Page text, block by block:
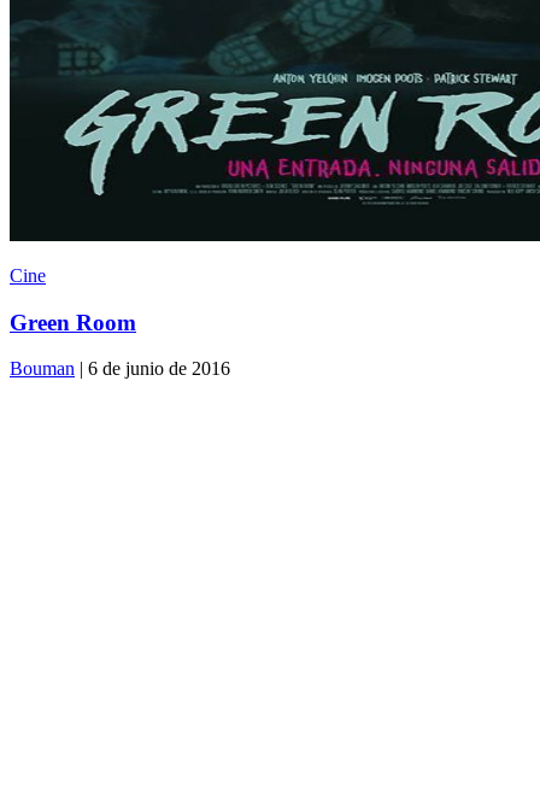
Cine
Green Room
Bouman | 6 de junio de 2016